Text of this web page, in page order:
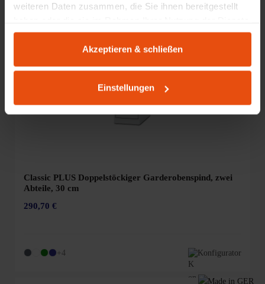
weiteren Daten zusammen, die Sie ihnen bereitgestellt
gesammelt haben.
Akzeptieren & schließen
Einstellungen
Classic PLUS Doppelstöckiger Garderobenspind, zwei
Abteile, 30 cm
290,70 €
+4 Konfigurator